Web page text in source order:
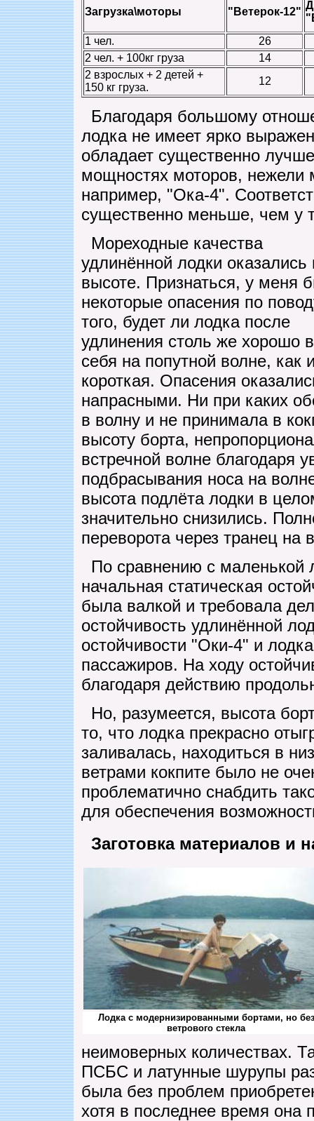
Загрузка\моторы "Ветерок-12"
1 чел.
26
2 чел. + 100кг груза
14
2 взрослых + 2 детей +
150 кг груза.
12
Благодаря большому
лодка не имеет ярко
обладает существенно
мощностях моторов, нежели
например, "Ока-4".
существенно меньше, чем у
Мореходные качества
удлинённой лодки оказались
высоте. Признаться, у меня
некоторые опасения по
того, будет ли лодка после
удлинения столь же хорошо
себя на попутной волне, как
короткая. Опасения
напрасными. Ни при каких
в волну и не принимала в
высоту борта,
встречной волне благодаря
подбрасывания носа на
высота подлёта лодки в
значительно снизились.
переворота через транец на
По сравнению с маленькой
начальная статическая
была валкой и требовала
остойчивость удлинённой
остойчивости "Оки-4" и
пассажиров. На ходу
благодаря действию
Но, разумеется, высота
то, что лодка прекрасно
заливалась, находиться в
ветрами кокпите было не
проблематично снабдить
для обеспечения
Заготовка материалов и
Лодка с модернизированными бортами, но без
ветрового стекла
неимоверных количествах.
ПСБС и латунные шурупы
была без проблем
хотя в последнее время она